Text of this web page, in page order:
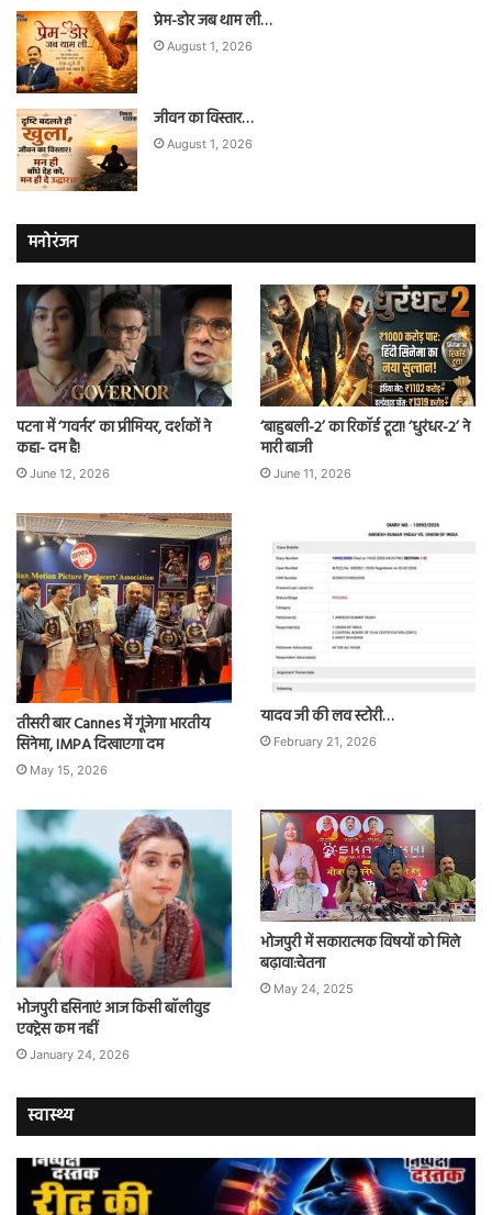
प्रेम-डोर जब थाम ली…
August 1, 2026
जीवन का विस्तार…
August 1, 2026
मनोरंजन
पटना में ‘गवर्नर’ का प्रीमियर, दर्शकों ने
कहा- दम है!
June 12, 2026
‘बाहुबली-2’ का रिकॉर्ड टूटा! ‘धुरंधर-2’ ने
मारी बाजी
June 11, 2026
तीसरी बार Cannes में गूंजेगा भारतीय
सिनेमा, IMPA दिखाएगा दम
May 15, 2026
यादव जी की लव स्टोरी…
February 21, 2026
भोजपुरी हसिनाएं आज किसी बॉलीवुड
एक्ट्रेस कम नहीं
January 24, 2026
भोजपुरी में सकारात्मक विषयों को मिले
बढ़ावा:चेतना
May 24, 2025
स्वास्थ्य